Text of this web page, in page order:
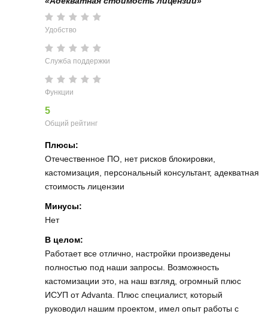
Удобство
Служба поддержки
Функции
5
Общий рейтинг
Плюсы:
Отечественное ПО, нет рисков блокировки,
кастомизация, персональный консультант, адекватная
стоимость лицензии
Минусы:
Нет
В целом:
Работает все отлично, настройки произведены
полностью под наши запросы. Возможность
кастомизации это, на наш взгляд, огромный плюс
ИСУП от Аdvanta. Плюс специалист, который
руководил нашим проектом, имел опыт работы с